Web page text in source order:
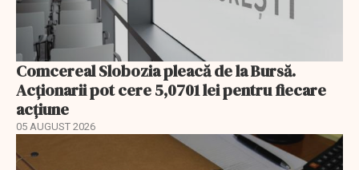
Comcereal Slobozia pleacă de la Bursă.
Acționarii pot cere 5,0701 lei pentru fiecare
acțiune
05 AUGUST 2026